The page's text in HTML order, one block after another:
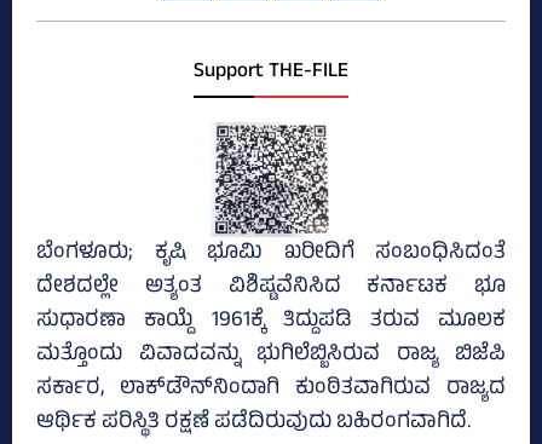
Support THE-FILE
ಬೆಂಗಳೂರು; ಕೃಷಿ ಭೂಮಿ ಖರೀದಿಗೆ ಸಂಬಂಧಿಸಿದಂತೆ
ದೇಶದಲ್ಲೇ ಅತ್ಯಂತ ವಿಶಿಷ್ಟವೆನಿಸಿದ ಕರ್ನಾಟಕ ಭೂ
ಸುಧಾರಣಾ ಕಾಯ್ದೆ 1961ಕ್ಕೆ ತಿದ್ದುಪಡಿ ತರುವ ಮೂಲಕ
ಮತ್ತೊಂದು ವಿವಾದವನ್ನು ಭುಗಿಲೆಬ್ಬಿಸಿರುವ ರಾಜ್ಯ ಬಿಜೆಪಿ
ಸರ್ಕಾರ, ಲಾಕ್‌ಡೌನ್‌ನಿಂದಾಗಿ ಕುಂಠಿತವಾಗಿರುವ ರಾಜ್ಯದ
ಆರ್ಥಿಕ ಪರಿಸ್ಥಿತಿ ರಕ್ಷಣೆ ಪಡೆದಿರುವುದು ಬಹಿರಂಗವಾಗಿದೆ.